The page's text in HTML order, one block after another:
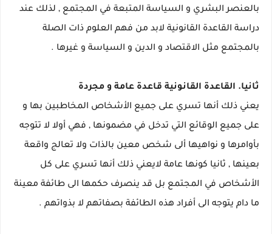
بالعنصر البشري و السياسة المتبعة في المجتمع , لذلك عند
دراسة القاعدة القانونية لابد من فهم العلوم ذات الصلة
بالمجتمع مثل الاقتصاد و الدين و السياسة و غيرها .
ثانيا. القاعدة القانونية قاعدة عامة و مجردة
يعني ذلك أنها تسري على جميع الأشخاص المخاطبين بها و
على جميع الوقائع التي تدخل في مضمونها , فهي أولا لا تتوجه
بأوامرها و نواهيها ألى شخص معين بالذات ولا تعالج واقعة
بعينها , ثانيا كونها عامة لايعني ذلك أنها تسري على كل
الأشخاص في المجتمع بل قد ينصرف حكمها الى طائفة معينة
ما دام يتوجه الى أفراد هذه الطائفة بصفاتهم لا بذواتهم .